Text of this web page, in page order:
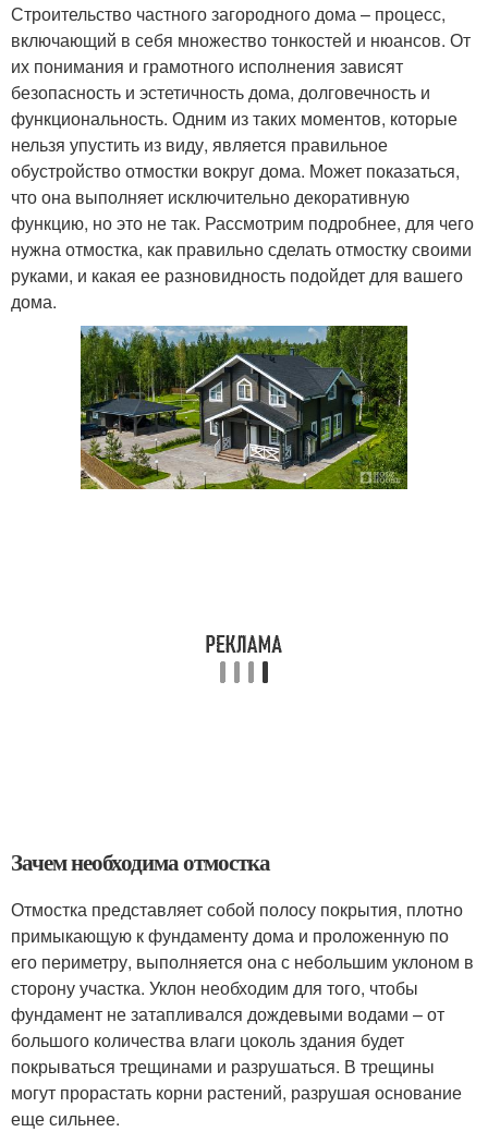
Строительство частного загородного дома – процесс,
включающий в себя множество тонкостей и нюансов. От
их понимания и грамотного исполнения зависят
безопасность и эстетичность дома, долговечность и
функциональность. Одним из таких моментов, которые
нельзя упустить из виду, является правильное
обустройство отмостки вокруг дома. Может показаться,
что она выполняет исключительно декоративную
функцию, но это не так. Рассмотрим подробнее, для чего
нужна отмостка, как правильно сделать отмостку своими
руками, и какая ее разновидность подойдет для вашего
дома.
Зачем необходима отмостка
Отмостка представляет собой полосу покрытия, плотно
примыкающую к фундаменту дома и проложенную по
его периметру, выполняется она с небольшим уклоном в
сторону участка. Уклон необходим для того, чтобы
фундамент не затапливался дождевыми водами – от
большого количества влаги цоколь здания будет
покрываться трещинами и разрушаться. В трещины
могут прорастать корни растений, разрушая основание
еще сильнее.